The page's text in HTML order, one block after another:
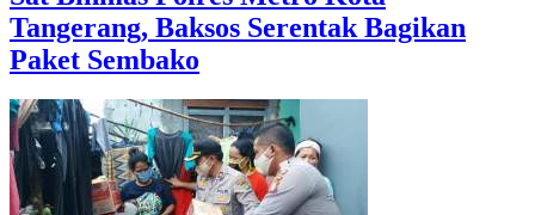
Tangerang, Baksos Serentak Bagikan
Paket Sembako